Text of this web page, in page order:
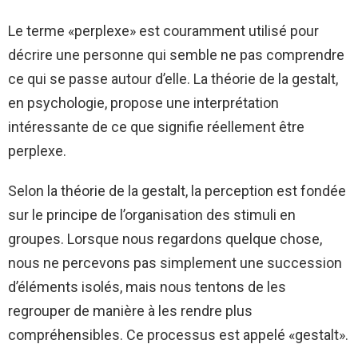
Le terme «perplexe» est couramment utilisé pour
décrire une personne qui semble ne pas comprendre
ce qui se passe autour d’elle. La théorie de la gestalt,
en psychologie, propose une interprétation
intéressante de ce que signifie réellement être
perplexe.
Selon la théorie de la gestalt, la perception est fondée
sur le principe de l’organisation des stimuli en
groupes. Lorsque nous regardons quelque chose,
nous ne percevons pas simplement une succession
d’éléments isolés, mais nous tentons de les
regrouper de manière à les rendre plus
compréhensibles. Ce processus est appelé «gestalt».